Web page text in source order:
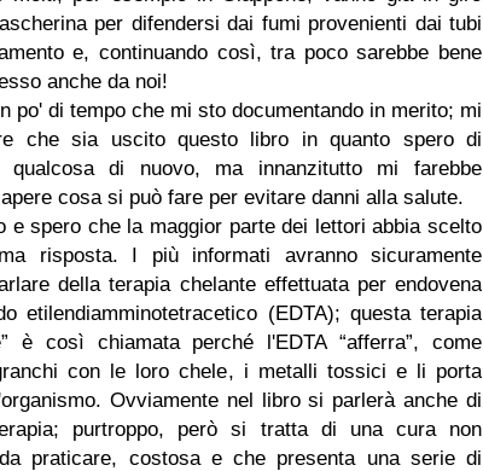
per difendersi dai fumi provenienti dai tubi
e, continuando così, tra poco sarebbe bene
anche da noi!
po' di tempo che mi sto documentando in merito; mi
che sia uscito questo libro in quanto spero di
qualcosa di nuovo, ma innanzitutto mi farebbe
cosa si può fare per evitare danni alla salute.
e spero che la maggior parte dei lettori abbia scelto
risposta. I più informati avranno sicuramente
della terapia chelante effettuata per endovena
etilendiamminotetracetico (EDTA); questa terapia
è così chiamata perché l'EDTA “afferra”, come
con le loro chele, i metalli tossici e li porta
Ovviamente nel libro si parlerà anche di
purtroppo, però si tratta di una cura non
praticare, costosa e che presenta una serie di